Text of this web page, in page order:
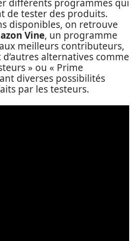
différents programmes qui
de tester des produits.
disponibles, on retrouve
Vine, un programme
meilleurs contributeurs,
alternatives comme
» ou « Prime
diverses possibilités
par les testeurs.